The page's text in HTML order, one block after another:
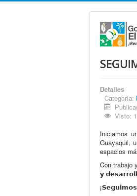
Detalles
Categoría:
Visto:
Iniciamos
Guayaquil,
espacios
Con trabajo
𝘆